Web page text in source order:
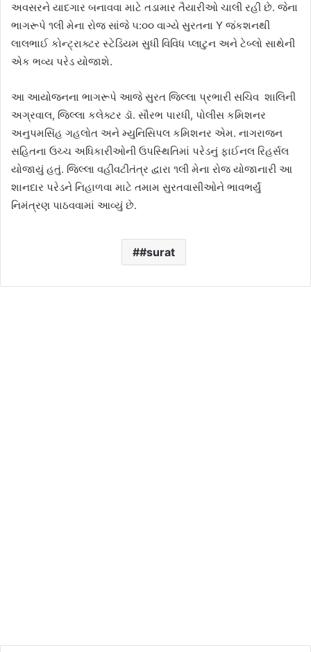
અવસરને યાદગાર બનાવવા માટે તડામાર તૈયારીઓ ચાલી રહી છે. જેના
ભાગરૂપે ૧લી મેના રોજ સાંજે ૫:૦૦ વાગ્યે સુરતના Y જંકશનથી
લાલભાઈ કોન્ટ્રાક્ટર સ્ટેડિયમ સુધી વિવિધ પ્લાટુન અને ટેબ્લો સાથેની
એક ભવ્ય પરેડ યોજાશે.
આ આયોજનના ભાગરૂપે આજે સુરત જિલ્લા પ્રભારી સચિવ શાલિની
અગ્રવાલ, જિલ્લા કલેક્ટર ડૉ. સૌરભ પારધી, પોલીસ કમિશનર
અનુપમસિંહ ગહલોત અને મ્યુનિસિપલ કમિશનર એમ. નાગરાજન
સહિતના ઉચ્ચ અધિકારીઓની ઉપસ્થિતિમાં પરેડનું ફાઈનલ રિહર્સલ
યોજાયું હતું. જિલ્લા વહીવટીતંત્ર દ્વારા ૧લી મેના રોજ યોજાનારી આ
શાનદાર પરેડને નિહાળવા માટે તમામ સુરતવાસીઓને ભાવભર્યું
નિમંત્રણ પાઠવવામાં આવ્યું છે.
#surat